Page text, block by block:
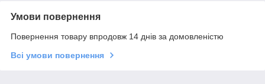
Умови повернення
Повернення товару впродовж 14 днів за домовленістю
Всі умови повернення